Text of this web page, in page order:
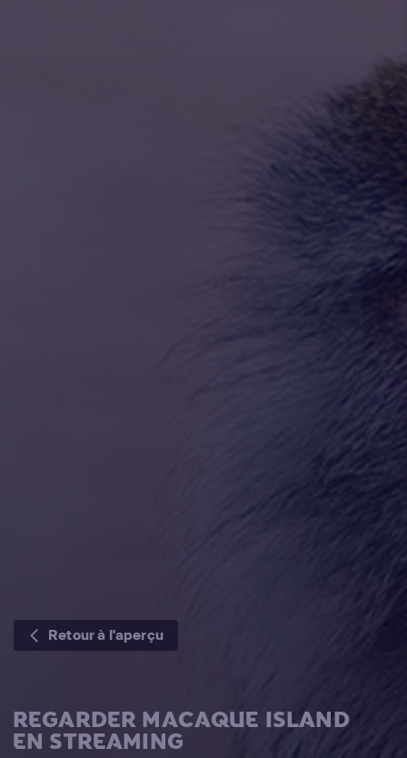
Retour à l'aperçu
REGARDER MACAQUE ISLAND
EN STREAMING